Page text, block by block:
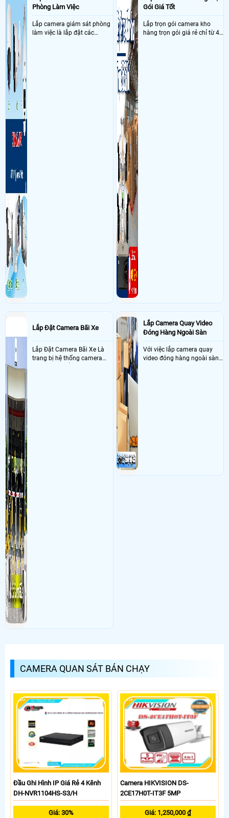
Phòng Làm Việc
Lắp camera giám sát phòng
làm việc là lắp đặt các
Gói Giá Tốt
Lắp trọn gói camera kho
hàng trọn gói giá rẻ chỉ từ 4
Lắp Đặt Camera Bãi Xe
Lắp Đặt Camera Bãi Xe Là
trang bị hệ thống camera
Lắp Camera Quay Video
Đóng Hàng Ngoài Sàn
Với việc lắp camera quay
video đóng hàng ngoài sàn
CAMERA QUAN SÁT BÁN CHẠY
Đầu Ghi Hình IP Giá Rẻ 4 Kênh
DH-NVR1104HS-S3/H
Giá: 30%
Camera HIKVISION DS-
2CE17H0T-IT3F 5MP
Giá: 1,250,000 ₫